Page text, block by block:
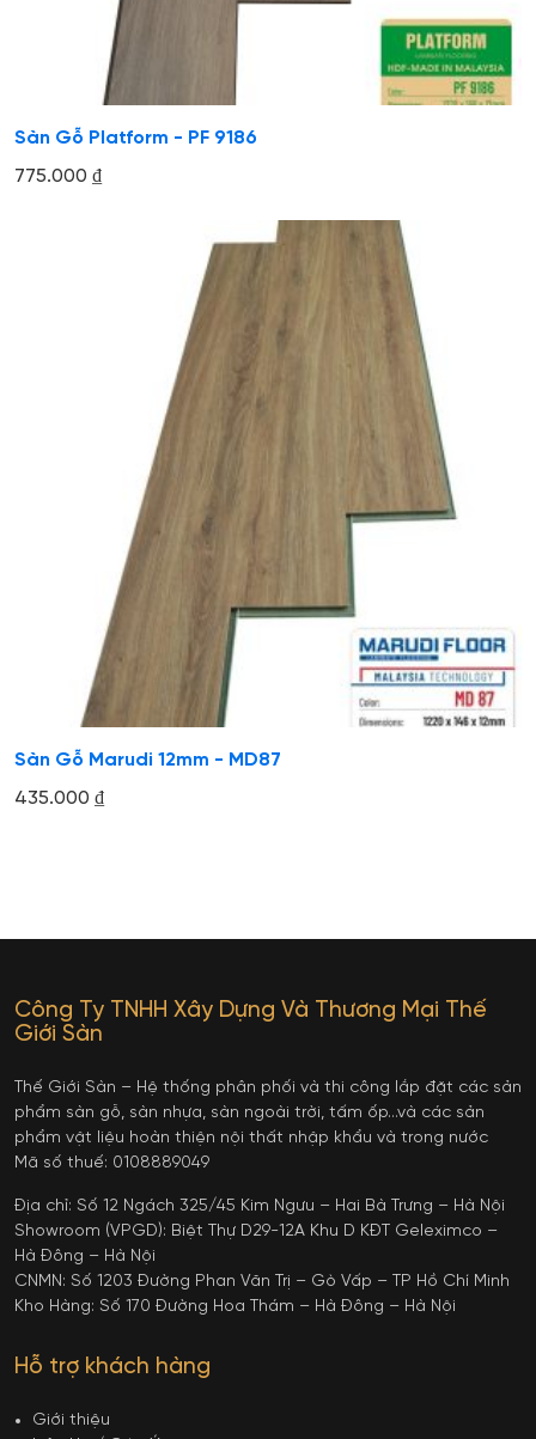
Sàn Gỗ Platform - PF 9186
775.000 ₫
Sàn Gỗ Marudi 12mm - MD87
435.000 ₫
Công Ty TNHH Xây Dựng Và Thương Mại Thế
Giới Sàn
Thế Giới Sàn – Hệ thống phân phối và thi công lắp đặt các sản
phẩm sàn gỗ, sàn nhựa, sàn ngoài trời, tấm ốp…và các sản
phẩm vật liệu hoàn thiện nội thất nhập khẩu và trong nước
Mã số thuế: 0108889049
Địa chỉ: Số 12 Ngách 325/45 Kim Ngưu – Hai Bà Trưng – Hà Nội
Showroom (VPGD): Biệt Thự D29-12A Khu D KĐT Geleximco –
Hà Đông – Hà Nội
CNMN: Số 1203 Đường Phan Văn Trị – Gò Vấp – TP Hồ Chí Minh
Kho Hàng: Số 170 Đường Hoa Thám – Hà Đông – Hà Nội
Hỗ trợ khách hàng
Giới thiệu